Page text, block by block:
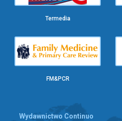
Termedia
FM&PCR
Wydawnictwo Continuo